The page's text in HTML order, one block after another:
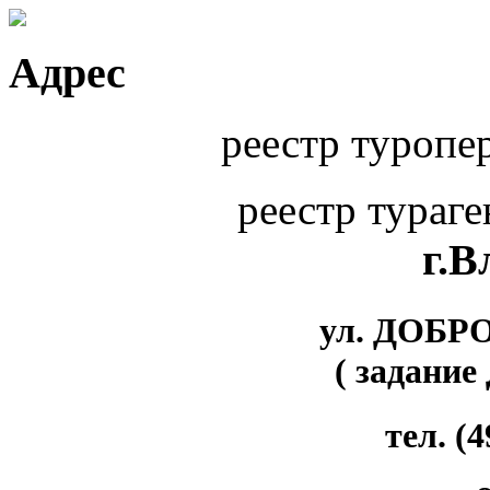
Адрес
реестр
реестр
ул.
(
тел.